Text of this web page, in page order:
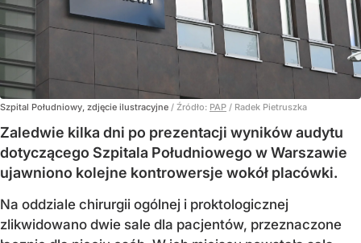
Szpital Południowy, zdjęcie ilustracyjne / Źródło: PAP / Radek Pietruszka
Zaledwie kilka dni po prezentacji wyników audytu
dotyczącego Szpitala Południowego w Warszawie
ujawniono kolejne kontrowersje wokół placówki.
Na oddziale chirurgii ogólnej i proktologicznej
zlikwidowano dwie sale dla pacjentów, przeznaczone